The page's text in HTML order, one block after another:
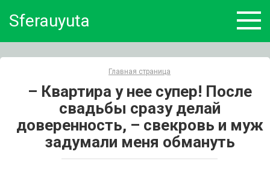
Sferauyuta
Главная страница
– Квартира у нее супер! После
свадьбы сразу делай
доверенность, – свекровь и муж
задумали меня обмануть